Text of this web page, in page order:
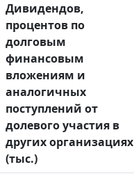
Дивидендов,
процентов по
долговым
финансовым
вложениям и
аналогичных
поступлений от
долевого участия в
других организациях
(тыс.)